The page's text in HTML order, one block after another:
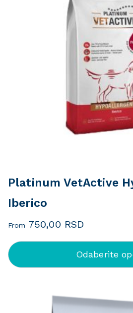
Platinum VetActive
Iberico
From 750,00 RSD
Odaberite